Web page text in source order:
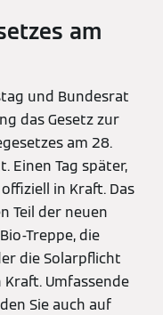
am
und Bundesrat
das Gesetz zur
am 28.
Einen Tag später,
in Kraft. Das
Teil der neuen
Treppe, die
die Solarpflicht
Umfassende
Sie auch auf